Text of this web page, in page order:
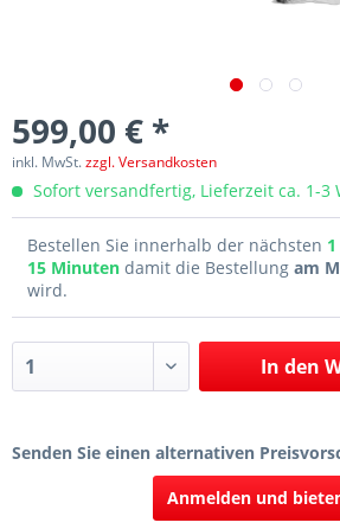
599,00 € *
inkl. MwSt.zzgl. Versandkosten
Sofort versandfertig, Lieferzeit ca. 1-3
Bestellen Sie innerhalb der nächsten
15 Minuten damit die Bestellung am
wird.
In den
Senden Sie einen alternativen
Anmelden und